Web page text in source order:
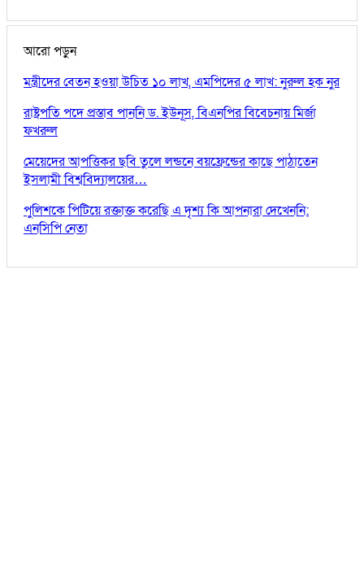
আরো পড়ুন
মন্ত্রীদের বেতন হওয়া উচিত ১০ লাখ, এমপিদের ৫ লাখ: নুরুল হক নুর
রাষ্ট্রপতি পদে প্রস্তাব পাননি ড. ইউনূস, বিএনপির বিবেচনায় মির্জা
ফখরুল
মেয়েদের আপত্তিকর ছবি তুলে লন্ডনে বয়ফ্রেন্ডের কাছে পাঠাতেন
ইসলামী বিশ্ববিদ্যালয়ের…
পুলিশকে পিটিয়ে রক্তাক্ত করেছি এ দৃশ্য কি আপনারা দেখেননি:
এনসিপি নেতা